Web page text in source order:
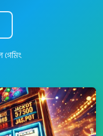
গেমিং